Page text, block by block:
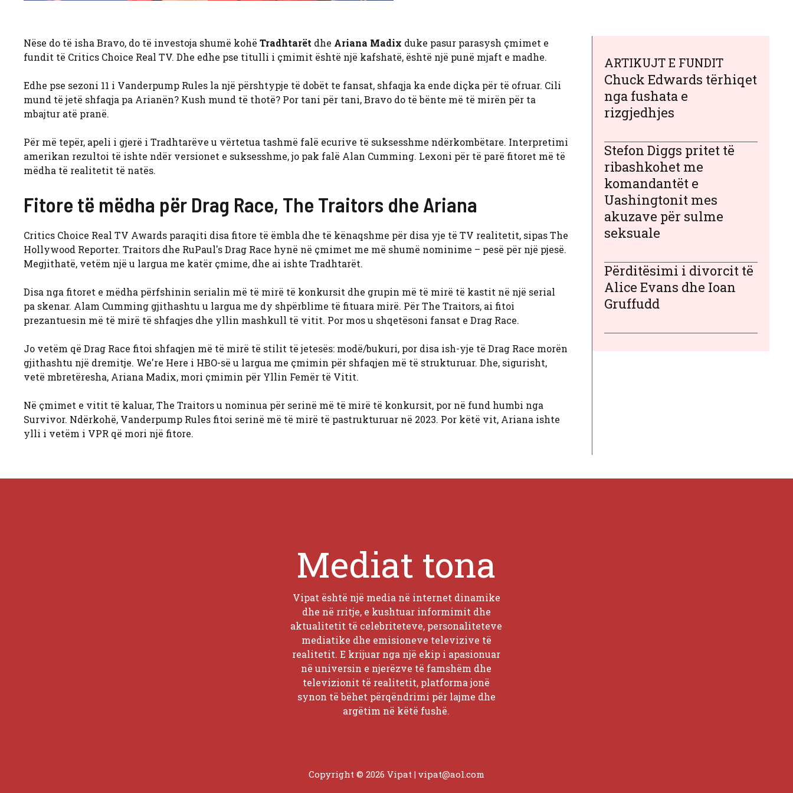
Nëse do të isha Bravo, do të investoja shumë kohë Tradhtarët dhe Ariana Madix duke pasur parasysh çmimet e
fundit të Critics Choice Real TV. Dhe edhe pse titulli i çmimit është një kafshatë, është një punë mjaft e madhe.
Edhe pse sezoni 11 i Vanderpump Rules la një përshtypje të dobët te fansat, shfaqja ka ende diçka për të ofruar. Cili
mund të jetë shfaqja pa Arianën? Kush mund të thotë? Por tani për tani, Bravo do të bënte më të mirën për ta
mbajtur atë pranë.
Për më tepër, apeli i gjerë i Tradhtarëve u vërtetua tashmë falë ecurive të suksesshme ndërkombëtare. Interpretimi
amerikan rezultoi të ishte ndër versionet e suksesshme, jo pak falë Alan Cumming. Lexoni për të parë fitoret më të
mëdha të realitetit të natës.
Fitore të mëdha për Drag Race, The Traitors dhe Ariana
Critics Choice Real TV Awards paraqiti disa fitore të ëmbla dhe të kënaqshme për disa yje të TV realitetit, sipas The
Hollywood Reporter. Traitors dhe RuPaul's Drag Race hynë në çmimet me më shumë nominime – pesë për një pjesë.
Megjithatë, vetëm një u largua me katër çmime, dhe ai ishte Tradhtarët.
Disa nga fitoret e mëdha përfshinin serialin më të mirë të konkursit dhe grupin më të mirë të kastit në një serial
pa skenar. Alam Cumming gjithashtu u largua me dy shpërblime të fituara mirë. Për The Traitors, ai fitoi
prezantuesin më të mirë të shfaqjes dhe yllin mashkull të vitit. Por mos u shqetësoni fansat e Drag Race.
Jo vetëm që Drag Race fitoi shfaqjen më të mirë të stilit të jetesës: modë/bukuri, por disa ish-yje të Drag Race morën
gjithashtu një dremitje. We're Here i HBO-së u largua me çmimin për shfaqjen më të strukturuar. Dhe, sigurisht,
vetë mbretëresha, Ariana Madix, mori çmimin për Yllin Femër të Vitit.
Në çmimet e vitit të kaluar, The Traitors u nominua për serinë më të mirë të konkursit, por në fund humbi nga
Survivor. Ndërkohë, Vanderpump Rules fitoi serinë më të mirë të pastrukturuar në 2023. Por këtë vit, Ariana ishte
ylli i vetëm i VPR që mori një fitore.
ARTIKUJT E FUNDIT
Chuck Edwards tërhiqet
nga fushata e
rizgjedhjes
Stefon Diggs pritet të
ribashkohet me
komandantët e
Uashingtonit mes
akuzave për sulme
seksuale
Përditësimi i divorcit të
Alice Evans dhe Ioan
Gruffudd
Mediat tona
Vipat është një media në internet dinamike
dhe në rritje, e kushtuar informimit dhe
aktualitetit të celebriteteve, personaliteteve
mediatike dhe emisioneve televizive të
realitetit. E krijuar nga një ekip i apasionuar
në universin e njerëzve të famshëm dhe
televizionit të realitetit, platforma jonë
synon të bëhet përqëndrimi për lajme dhe
argëtim në këtë fushë.
Copyright © 2026 Vipat | vipat@aol.com